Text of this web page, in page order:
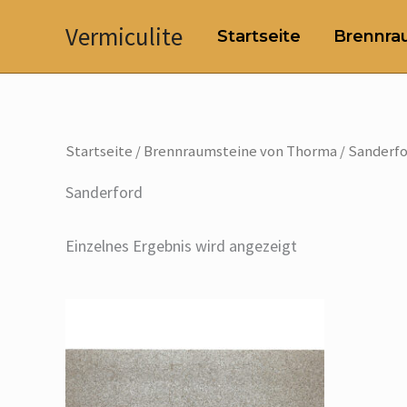
Vermiculite Startseite
Startseite /Brennraumsteine von Thorma /
Sanderford
Einzelnes Ergebnis wird angezeigt